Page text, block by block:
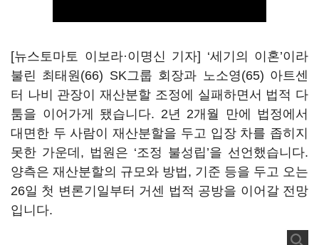
[뉴스토마토 이보라·이명신 기자] ‘세기의 이혼’이라
불린 최태원(66) SK그룹 회장과 노소영(65) 아트센
터 나비 관장이 재산분할 조정에 실패하면서 법적 다
툼을 이어가게 됐습니다. 2년 2개월 만에 법정에서
대면한 두 사람이 재산분할을 두고 입장 차를 좁히지
못한 가운데, 법원은 ‘조정 불성립’을 선언했습니다.
양측은 재산분할의 규모와 방법, 기준 등을 두고 오는
26일 첫 변론기일부터 거센 법적 공방을 이어갈 전망
입니다.